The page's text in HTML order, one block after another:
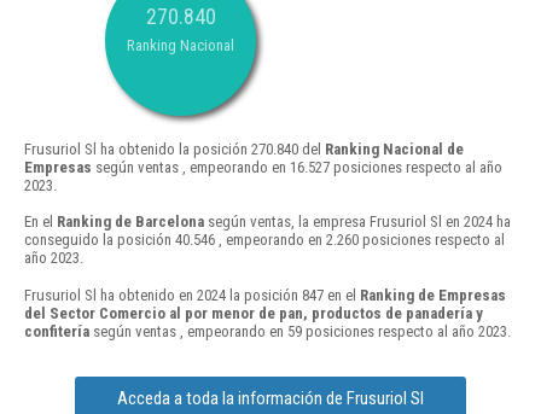
270.840
Ranking Nacional
Frusuriol Sl ha obtenido la posición 270.840 del Ranking Nacional de
Empresas según ventas , empeorando en 16.527 posiciones respecto al año
2023.
En el Ranking de Barcelona según ventas, la empresa Frusuriol Sl en 2024 ha
conseguido la posición 40.546 , empeorando en 2.260 posiciones respecto al
año 2023.
Frusuriol Sl ha obtenido en 2024 la posición 847 en el Ranking de Empresas
del Sector Comercio al por menor de pan, productos de panadería y
confitería según ventas , empeorando en 59 posiciones respecto al año 2023.
Acceda a toda la información de Frusuriol Sl